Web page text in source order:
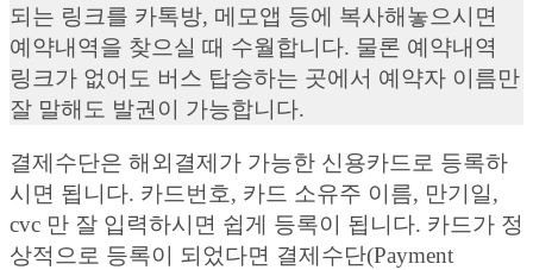
되는 링크를 카톡방, 메모앱 등에 복사해놓으시면
예약내역을 찾으실 때 수월합니다. 물론 예약내역
링크가 없어도 버스 탑승하는 곳에서 예약자 이름만
잘 말해도 발권이 가능합니다.
결제수단은 해외결제가 가능한 신용카드로 등록하
시면 됩니다. 카드번호, 카드 소유주 이름, 만기일,
cvc 만 잘 입력하시면 쉽게 등록이 됩니다. 카드가 정
상적으로 등록이 되었다면 결제수단(Payment